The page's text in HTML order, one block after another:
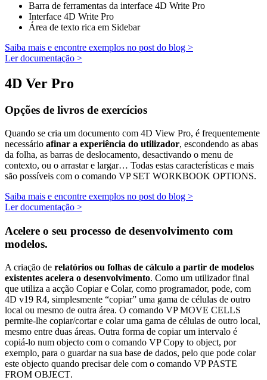
Barra de ferramentas da interface 4D Write Pro
Interface 4D Write Pro
Área de texto rica em Sidebar
Saiba mais e encontre exemplos no post do blog >
Ler documentação >
4D Ver Pro
Opções de livros de exercícios
Quando se cria um documento com 4D View Pro, é frequentemente
necessário afinar a experiência do utilizador, escondendo as abas
da folha, as barras de deslocamento, desactivando o menu de
contexto, ou o arrastar e largar… Todas estas características e mais
são possíveis com o comando VP SET WORKBOOK OPTIONS.
Saiba mais e encontre exemplos no post do blog >
Ler documentação >
Acelere o seu processo de desenvolvimento com
modelos.
A criação de relatórios ou folhas de cálculo a partir de modelos
existentes acelera o desenvolvimento. Como um utilizador final
que utiliza a acção Copiar e Colar, como programador, pode, com
4D v19 R4, simplesmente “copiar” uma gama de células de outro
local ou mesmo de outra área. O comando VP MOVE CELLS
permite-lhe copiar/cortar e colar uma gama de células de outro local,
mesmo entre duas áreas. Outra forma de copiar um intervalo é
copiá-lo num objecto com o comando VP Copy to object, por
exemplo, para o guardar na sua base de dados, pelo que pode colar
este objecto quando precisar dele com o comando VP PASTE
FROM OBJECT.